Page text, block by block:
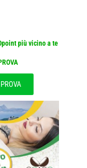
più vicino a te